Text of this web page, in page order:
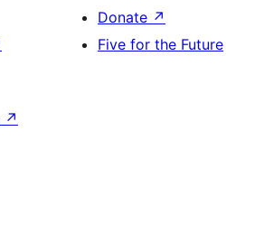
Donate ↗
Five for the Future
↗